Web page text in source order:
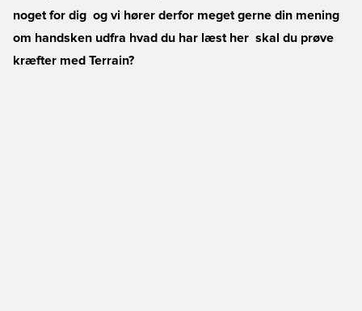
noget for dig  og vi hører derfor meget gerne din mening
om handsken udfra hvad du har læst her  skal du prøve
kræfter med Terrain?